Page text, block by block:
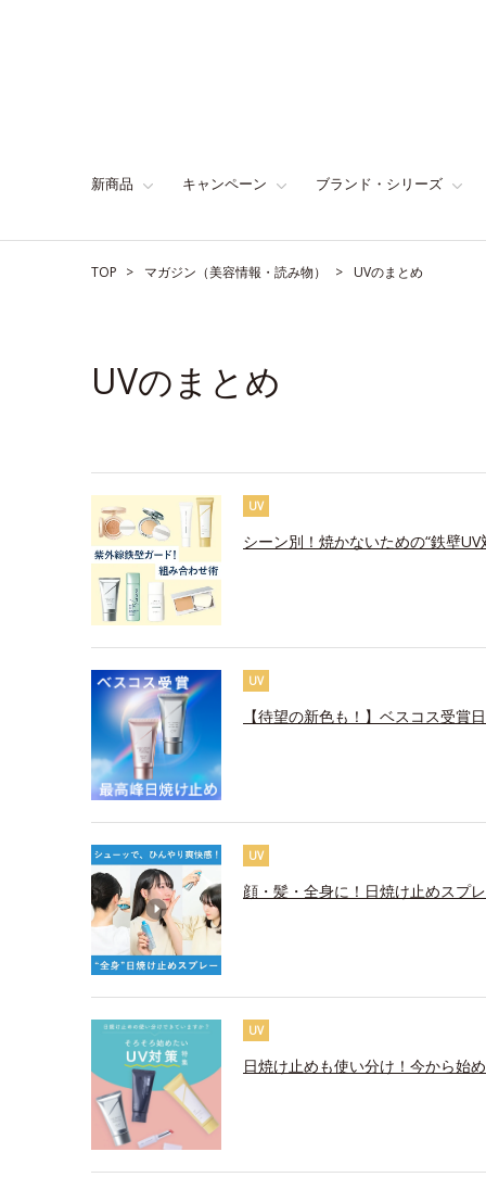
新商品 キャンペーン ブランド・シリーズ
TOP マガジン（美容情報・読み物） UVのまとめ
UVのまとめ
UV
シーン別！焼かないための“鉄壁
UV
【待望の新色も！】ベスコス受賞
UV
顔・髪・全身に！日焼け止めスプ
UV
日焼け止めも使い分け！今から始